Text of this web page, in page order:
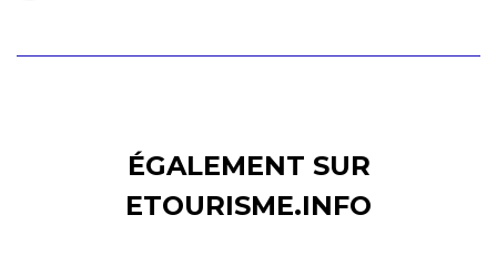
ÉGALEMENT SUR
ETOURISME.INFO